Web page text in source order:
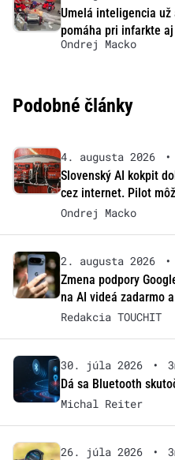
Umelá inteligencia už
pomáha pri infarkte
Ondrej Macko
Podobné články
4. augusta 2026 •
Slovenský AI kokpit
cez internet. Pilot
Ondrej Macko
2. augusta 2026 •
Zmena podpory
na AI videá zadarmo
Redakcia TOUCHIT
30. júla 2026 •
Dá sa Bluetooth
Michal Reiter
26. júla 2026 •